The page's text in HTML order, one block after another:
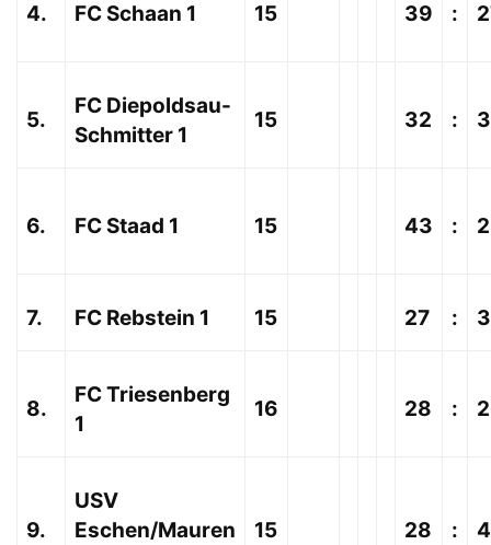
4. FC Schaan 1 15 39 :
5.
FC Diepoldsau-
Schmitter 1
15 32 :
6. FC Staad 1 15 43 :
7. FC Rebstein 1 15 27 :
8.
FC Triesenberg
1
16 28 :
9.
USV
Eschen/Mauren
15 28 :